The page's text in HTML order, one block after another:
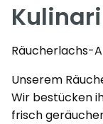
Räucherlachs-
Unserem
Wir bestücken
frisch